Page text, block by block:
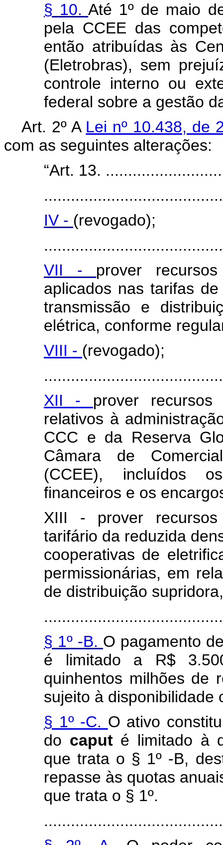
§ 10.Até 1º de maio
pela CCEE das
então atribuídas às
(Eletrobras), sem
controle interno ou
federal sobre a gestão
Art. 2º A Lei nº 10.438, de
com as seguintes alterações:
“Art. 13.
IV - (revogado);
VII - prover
aplicados nas tarifas
transmissão e
elétrica, conforme
VIII - (revogado);
XII - prover
relativos à
CCC e da Reserva
Câmara de
(CCEE), incluídos
financeiros e os
XIII - prover
tarifário da reduzida
cooperativas de
permissionárias, em
de distribuição
§ 1º -B. O pagamento
é limitado a R$
quinhentos milhões de
sujeito à disponibilidade
§ 1º -C. O ativo
do caput é limitado à
que trata o § 1º -B,
repasse às quotas
que trata o § 1º.